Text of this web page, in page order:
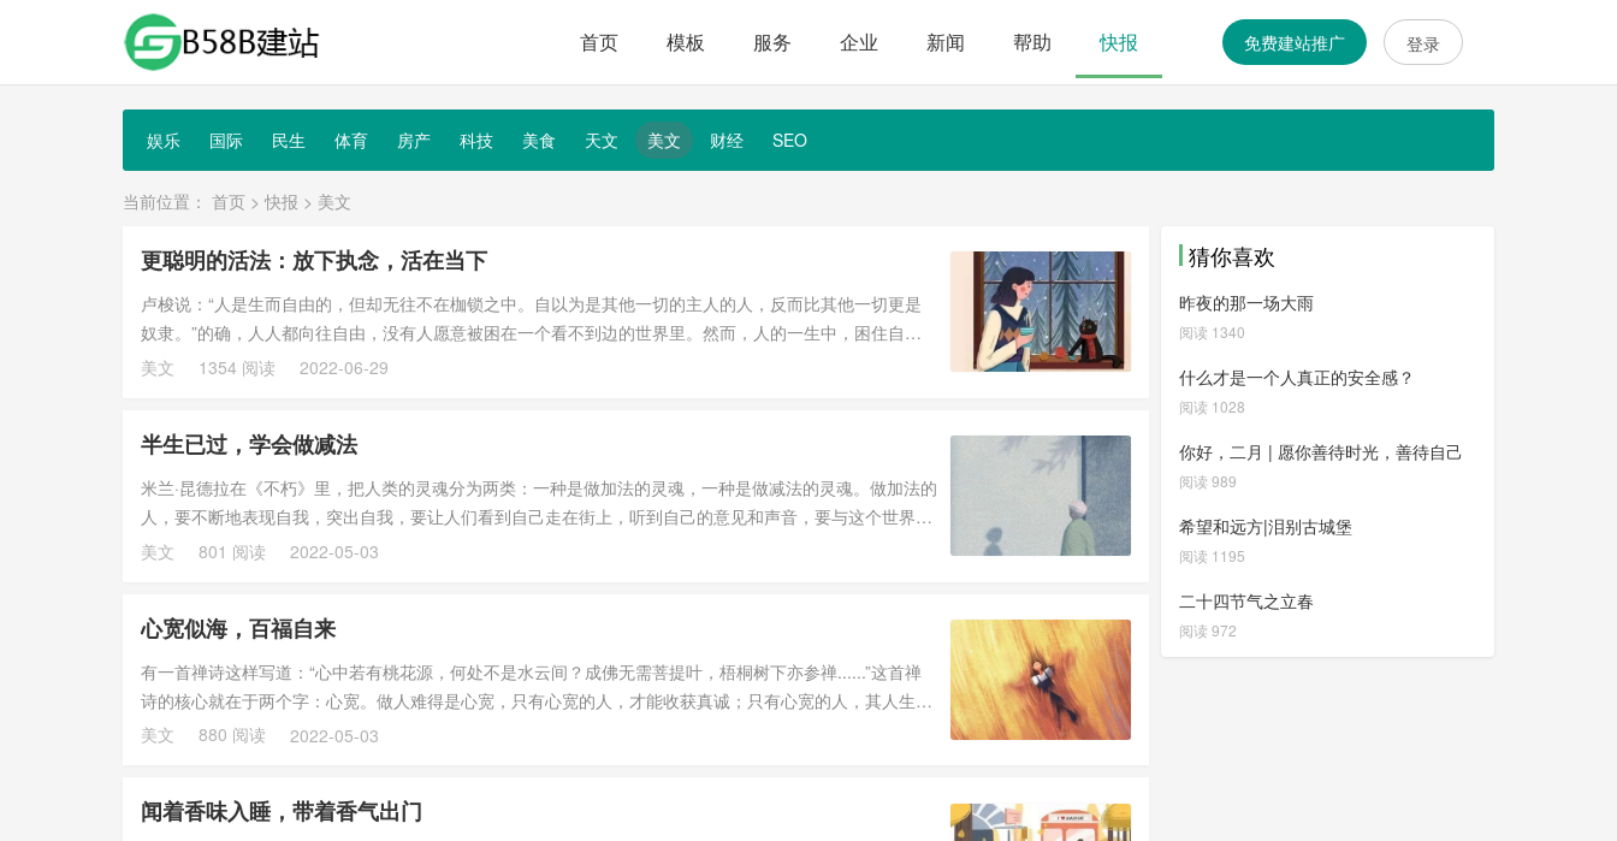
首页 模板 服务 企业 新闻 帮助 快报 免费建站推广 登录
娱乐 国际 民生 体育 房产 科技 美食 天文 美文 财经 SEO
当前位置： 首页 > 快报 > 美文
更聪明的活法：放下执念，活在当下
卢梭说：“人是生而自由的，但却无往不在枷锁之中。自以为是其他一切的主人的人，反而比其他一切更是
奴隶。”的确，人人都向往自由，没有人愿意被困在一个看不到边的世界里。然而，人的一生中，困住自己
的往往不是别...
美文 1354 阅读 2022-06-29
半生已过，学会做减法
米兰·昆德拉在《不朽》里，把人类的灵魂分为两类：一种是做加法的灵魂，一种是做减法的灵魂。做加法的
人，要不断地表现自我，突出自我，要让人们看到自己走在街上，听到自己的意见和声音，要与这个世界发
生千丝万缕...
美文 801 阅读 2022-05-03
心宽似海，百福自来
有一首禅诗这样写道：“心中若有桃花源，何处不是水云间？成佛无需菩提叶，梧桐树下亦参禅......”这首禅
诗的核心就在于两个字：心宽。做人难得是心宽，只有心宽的人，才能收获真诚；只有心宽的人，其人生之
路...
美文 880 阅读 2022-05-03
闻着香味入睡，带着香气出门
猜你喜欢
昨夜的那一场大雨
阅读 1340
什么才是一个人真正的安全感？
阅读 1028
你好，二月 | 愿你善待时光，善待自己
阅读 989
希望和远方|泪别古城堡
阅读 1195
二十四节气之立春
阅读 972